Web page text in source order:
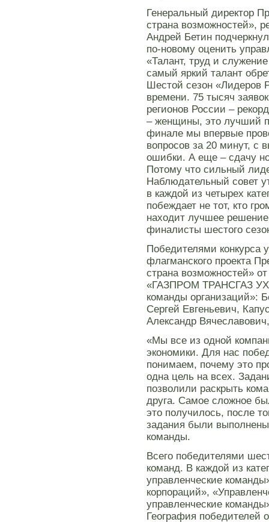
Генеральный директор
страна возможностей»,
Андрей Бетин
по-новому оценить
«Талант, труд и
самый яркий талант
Шестой сезон «Лидеров
времени. 75 тысяч
регионов России –
– женщины, это лучший
финале мы впервые
вопросов за 20 минут, с
ошибки. А еще – сдачу
Потому что сильный
Наблюдательный совет
в каждой из четырех
побеждает не тот, кто
находит лучшее
финалисты шестого
Победителями конкурса
флагманского проекта
страна возможностей»
«ГАЗПРОМ ТРАНСГАЗ
команды организаций»:
Сергей Евгеньевич,
Александр
«Мы все из одной
экономики. Для нас
понимаем, почему это
одна цель на всех.
позволили раскрыть
друга. Самое сложное
это получилось, после
задания были
команды.
Всего победителями
команд. В каждой из
управленческие
корпораций»,
управленческие
География победителей